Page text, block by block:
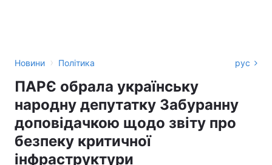
Новини › Політика рус
ПАРЄ обрала українську
народну депутатку Забуранну
доповідачкою щодо звіту про
безпеку критичної
інфраструктури